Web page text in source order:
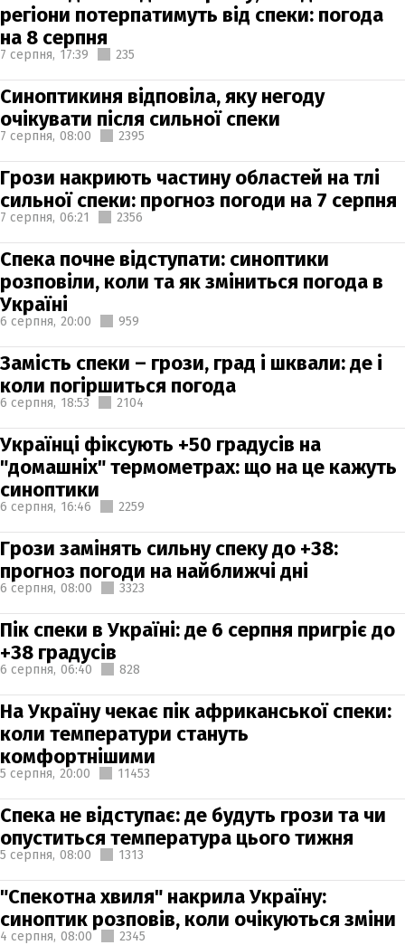
регіони потерпатимуть від спеки: погода
на 8 серпня
7 серпня, 17:39 235
Синоптикиня відповіла, яку негоду
очікувати після сильної спеки
7 серпня, 08:00 2395
Грози накриють частину областей на тлі
сильної спеки: прогноз погоди на 7 серпня
7 серпня, 06:21 2356
Спека почне відступати: синоптики
розповіли, коли та як зміниться погода в
Україні
6 серпня, 20:00 959
Замість спеки – грози, град і шквали: де і
коли погіршиться погода
6 серпня, 18:53 2104
Українці фіксують +50 градусів на
"домашніх" термометрах: що на це кажуть
синоптики
6 серпня, 16:46 2259
Грози замінять сильну спеку до +38:
прогноз погоди на найближчі дні
6 серпня, 08:00 3323
Пік спеки в Україні: де 6 серпня пригріє до
+38 градусів
6 серпня, 06:40 828
На Україну чекає пік африканської спеки:
коли температури стануть
комфортнішими
5 серпня, 20:00 11453
Спека не відступає: де будуть грози та чи
опуститься температура цього тижня
5 серпня, 08:00 1313
"Спекотна хвиля" накрила Україну:
синоптик розповів, коли очікуються зміни
4 серпня, 08:00 2345